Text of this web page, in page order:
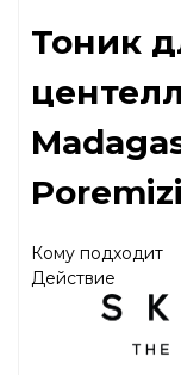
Тоник
Кому подходит
Действие